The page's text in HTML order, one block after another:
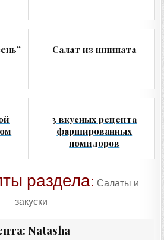
Салат из шпината
3 вкусных рецепта
фаршированных
помидоров
раздела: Салаты и
закуски
Natasha